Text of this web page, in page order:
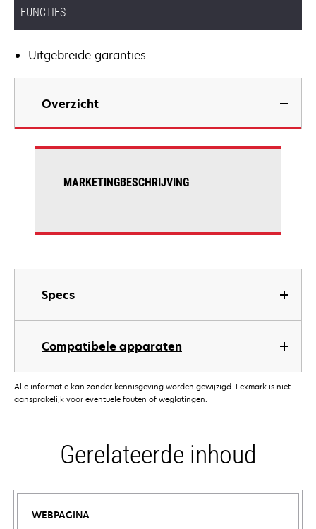
FUNCTIES
Uitgebreide garanties
Overzicht
Specs
Compatibele apparaten
MARKETINGBESCHRIJVING
Alle informatie kan zonder kennisgeving worden gewijzigd. Lexmark is niet
aansprakelijk voor eventuele fouten of weglatingen.
Gerelateerde inhoud
WEBPAGINA